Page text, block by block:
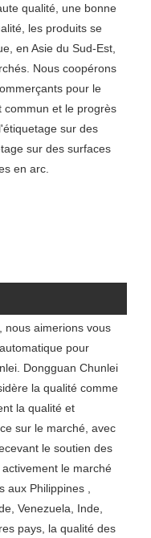
qualité, une bonne
les produits se
en Asie du Sud-Est,
Nous coopérons
pour le
commun et le progrès
sur des
sur des surfaces
en arc.
nous aimerions vous
pour
Dongguan Chunlei
la qualité comme
la qualité et
sur le marché, avec
le soutien des
le marché
aux Philippines ,
Venezuela, Inde,
pays, la qualité des